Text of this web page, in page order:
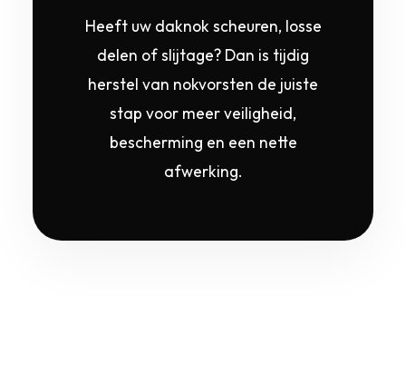
Heeft uw daknok scheuren, losse
delen of slijtage? Dan is tijdig
herstel van nokvorsten de juiste
stap voor meer veiligheid,
bescherming en een nette
afwerking.